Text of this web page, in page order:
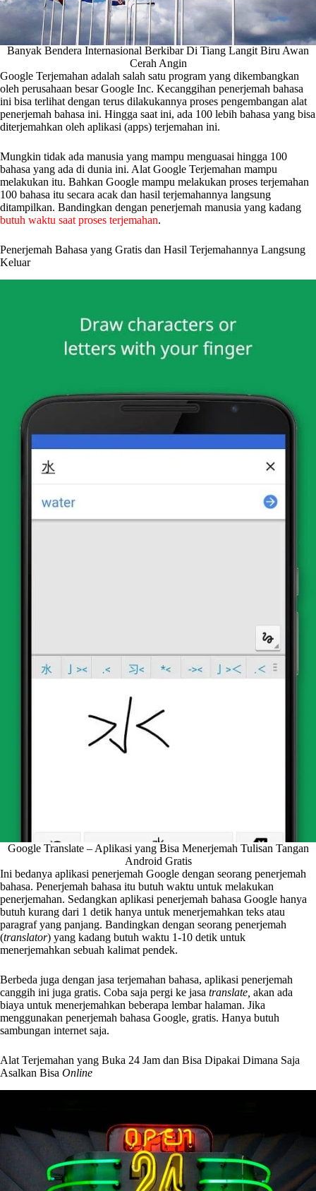
Banyak Bendera Internasional Berkibar Di Tiang Langit Biru Awan
Cerah Angin
Google Terjemahan adalah salah satu program yang dikembangkan
oleh perusahaan besar Google Inc. Kecanggihan penerjemah bahasa
ini bisa terlihat dengan terus dilakukannya proses pengembangan alat
penerjemah bahasa ini. Hingga saat ini, ada 100 lebih bahasa yang bisa
diterjemahkan oleh aplikasi (apps) terjemahan ini.
Mungkin tidak ada manusia yang mampu menguasai hingga 100
bahasa yang ada di dunia ini. Alat Google Terjemahan mampu
melakukan itu. Bahkan Google mampu melakukan proses terjemahan
100 bahasa itu secara acak dan hasil terjemahannya langsung
ditampilkan. Bandingkan dengan penerjemah manusia yang kadang
butuh waktu saat proses terjemahan.
Penerjemah Bahasa yang Gratis dan Hasil Terjemahannya Langsung
Keluar
Google Translate – Aplikasi yang Bisa Menerjemah Tulisan Tangan
Android Gratis
Ini bedanya aplikasi penerjemah Google dengan seorang penerjemah
bahasa. Penerjemah bahasa itu butuh waktu untuk melakukan
penerjemahan. Sedangkan aplikasi penerjemah bahasa Google hanya
butuh kurang dari 1 detik hanya untuk menerjemahkan teks atau
paragraf yang panjang. Bandingkan dengan seorang penerjemah
(translator) yang kadang butuh waktu 1-10 detik untuk
menerjemahkan sebuah kalimat pendek.
Berbeda juga dengan jasa terjemahan bahasa, aplikasi penerjemah
canggih ini juga gratis. Coba saja pergi ke jasa translate, akan ada
biaya untuk menerjemahkan beberapa lembar halaman. Jika
menggunakan penerjemah bahasa Google, gratis. Hanya butuh
sambungan internet saja.
Alat Terjemahan yang Buka 24 Jam dan Bisa Dipakai Dimana Saja
Asalkan Bisa Online